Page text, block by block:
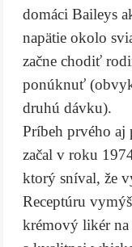
domáci Baileys
napätie okolo
začne chodiť
ponúknuť
druhú dávku).
Príbeh prvého aj
začal v roku
ktorý sníval, že
Receptúru
krémový likér na